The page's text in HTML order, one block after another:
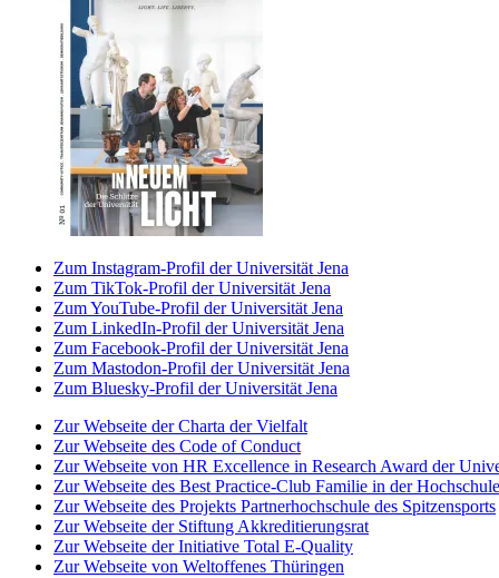
Zum Instagram-Profil der Universität Jena
Zum TikTok-Profil der Universität Jena
Zum YouTube-Profil der Universität Jena
Zum LinkedIn-Profil der Universität Jena
Zum Facebook-Profil der Universität Jena
Zum Mastodon-Profil der Universität Jena
Zum Bluesky-Profil der Universität Jena
Zur Webseite der Charta der Vielfalt
Zur Webseite des Code of Conduct
Zur Webseite von HR Excellence in Research Award der
Zur Webseite des Best Practice-Club Familie in der Hochschule
Zur Webseite des Projekts Partnerhochschule des Spitzensports
Zur Webseite der Stiftung Akkreditierungsrat
Zur Webseite der Initiative Total E-Quality
Zur Webseite von Weltoffenes Thüringen